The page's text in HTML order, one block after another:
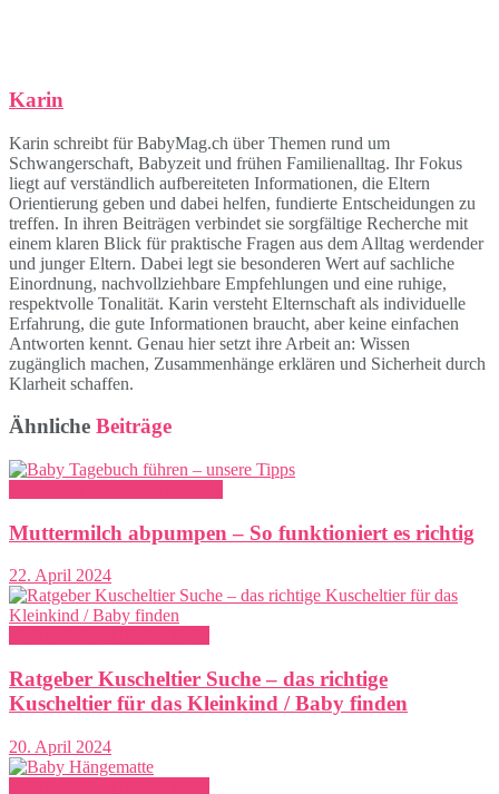
Karin
Karin schreibt für BabyMag.ch über Themen rund um
Schwangerschaft, Babyzeit und frühen Familienalltag. Ihr Fokus
liegt auf verständlich aufbereiteten Informationen, die Eltern
Orientierung geben und dabei helfen, fundierte Entscheidungen zu
treffen. In ihren Beiträgen verbindet sie sorgfältige Recherche mit
einem klaren Blick für praktische Fragen aus dem Alltag werdender
und junger Eltern. Dabei legt sie besonderen Wert auf sachliche
Einordnung, nachvollziehbare Empfehlungen und eine ruhige,
respektvolle Tonalität. Karin versteht Elternschaft als individuelle
Erfahrung, die gute Informationen braucht, aber keine einfachen
Antworten kennt. Genau hier setzt ihre Arbeit an: Wissen
zugänglich machen, Zusammenhänge erklären und Sicherheit durch
Klarheit schaffen.
Ähnliche Beiträge
Muttermilch abpumpen – So funktioniert es richtig
22. April 2024
Ratgeber Kuscheltier Suche – das richtige
Kuscheltier für das Kleinkind / Baby finden
20. April 2024